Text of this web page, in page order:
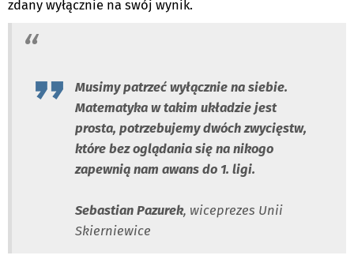
zdany wyłącznie na swój wynik.
Musimy patrzeć wyłącznie na siebie.
Matematyka w takim układzie jest
prosta, potrzebujemy dwóch zwycięstw,
które bez oglądania się na nikogo
zapewnią nam awans do 1. ligi.
Sebastian Pazurek, wiceprezes Unii
Skierniewice